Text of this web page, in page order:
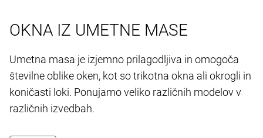
OKNA IZ UMETNE MASE
Umetna masa je izjemno prilagodljiva in omogoča
številne oblike oken, kot so trikotna okna ali okrogli in
koničasti loki. Ponujamo veliko različnih modelov v
različnih izvedbah.